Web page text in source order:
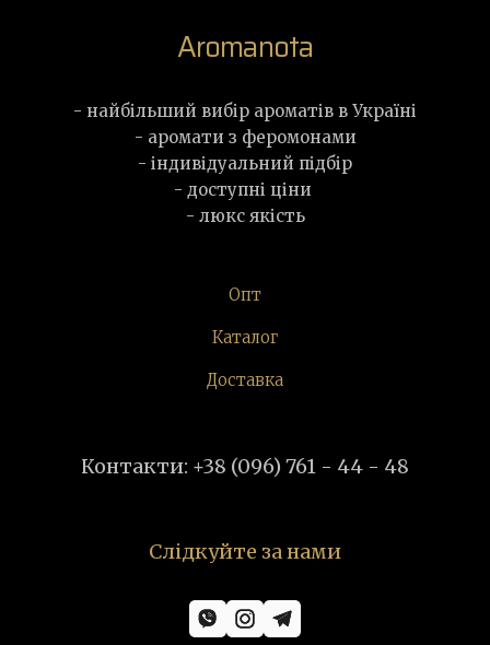
Aromanota
- найбільший вибір ароматів в Україні
- аромати з феромонами
- індивідуальний підбір
- доступні ціни
- люкс якість
Опт
Каталог
Доставка
Контакти: +38 (096) 761 - 44 - 48
Слідкуйте за нами